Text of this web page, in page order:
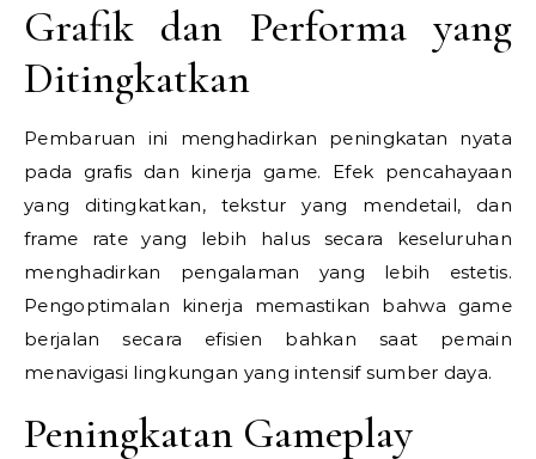
Grafik dan Performa yang
Ditingkatkan
Pembaruan ini menghadirkan peningkatan nyata
pada grafis dan kinerja game. Efek pencahayaan
yang ditingkatkan, tekstur yang mendetail, dan
frame rate yang lebih halus secara keseluruhan
menghadirkan pengalaman yang lebih estetis.
Pengoptimalan kinerja memastikan bahwa game
berjalan secara efisien bahkan saat pemain
menavigasi lingkungan yang intensif sumber daya.
Peningkatan Gameplay